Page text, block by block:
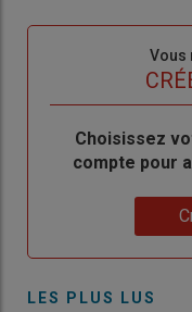
Vous
BodyChoisissez
compte pour
LES PLUS LUS